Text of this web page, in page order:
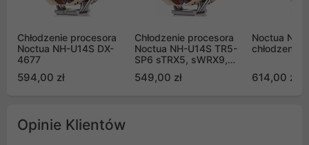
Chłodzenie procesora
Noctua NH-U14S DX-
4677
594,00 zł
Chłodzenie procesora
Noctua NH-U14S TR5-
SP6 sTRX5, sWRX9,
549,00 zł
Noctua NH-
chłodzenie
614,00 zł
Opinie Klientów